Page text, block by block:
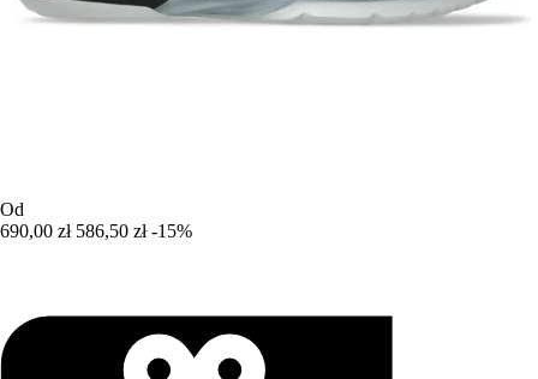
Od
690,00 zł 586,50 zł -15%